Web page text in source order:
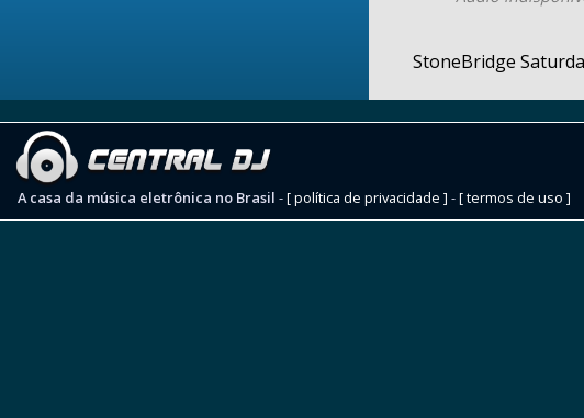
StoneBridge
A casa da música eletrônica no Brasil -[ política de privacidade ] -[ termos de uso ]